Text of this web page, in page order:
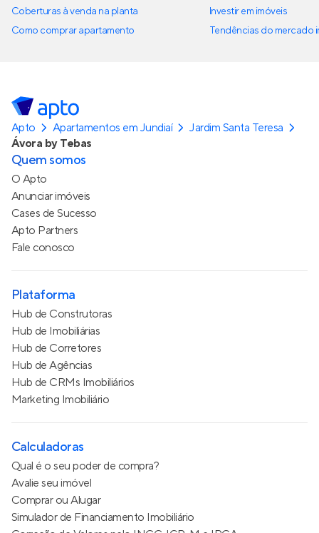
Coberturas à venda na planta
Como comprar apartamento
Investir em imóveis
Tendências do mercado
Apto Apartamentos em Jundiaí
Jardim Santa Teresa
Ávora by Tebas
Quem somos
O Apto
Anunciar imóveis
Cases de Sucesso
Apto Partners
Fale conosco
Plataforma
Hub de Construtoras
Hub de Imobiliárias
Hub de Corretores
Hub de Agências
Hub de CRMs Imobiliários
Marketing Imobiliário
Calculadoras
Qual é o seu poder de compra?
Avalie seu imóvel
Comprar ou Alugar
Simulador de Financiamento Imobiliário